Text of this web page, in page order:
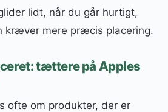
lidt, når du går hurtigt,
kræver mere præcis placering.
tættere på Apples
ofte om produkter, der er